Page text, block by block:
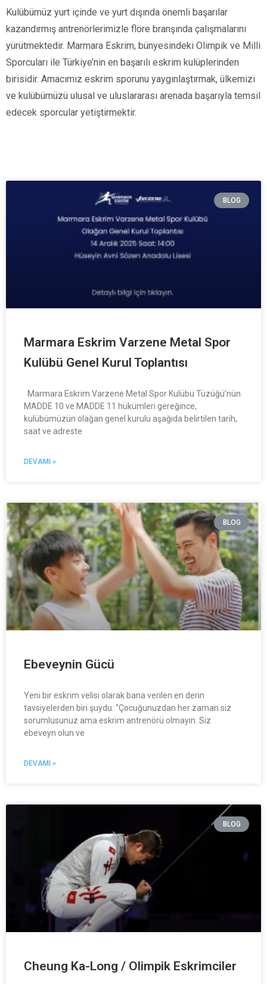
Kulübümüz yurt içinde ve yurt dışında önemli başarılar
kazandırmış antrenörlerimizle flöre branşında çalışmalarını
yürütmektedir. Marmara Eskrim, bünyesindeki Olimpik ve Milli
Sporcuları ile Türkiye’nin en başarılı eskrim kulüplerinden
birisidir. Amacımız eskrim sporunu yaygınlaştırmak, ülkemizi
ve kulübümüzü ulusal ve uluslararası arenada başarıyla temsil
edecek sporcular yetiştirmektir.
BLOG
Marmara Eskrim Varzene Metal Spor
Kulübü Genel Kurul Toplantısı
Marmara Eskrim Varzene Metal Spor Kulübü Tüzüğü’nün
MADDE 10 ve MADDE 11 hükümleri gereğince,
kulübümüzün olağan genel kurulu aşağıda belirtilen tarih,
saat ve adreste
DEVAMI »
BLOG
Ebeveynin Gücü
Yeni bir eskrim velisi olarak bana verilen en derin
tavsiyelerden biri şuydu: “Çocuğunuzdan her zaman siz
sorumlusunuz ama eskrim antrenörü olmayın. Siz
ebeveyn olun ve
DEVAMI »
BLOG
Cheung Ka-Long / Olimpik Eskrimciler